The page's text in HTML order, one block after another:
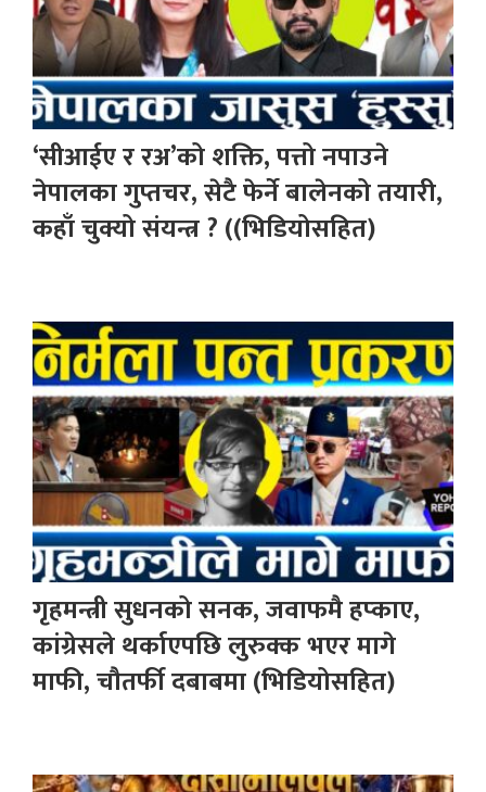
‘सीआईए र रअ’को शक्ति, पत्तो नपाउने
नेपालका गुप्तचर, सेटै फेर्ने बालेनको तयारी,
कहाँ चुक्यो संयन्त्र ? ((भिडियोसहित)
गृहमन्त्री सुधनको सनक, जवाफमै हप्काए,
कांग्रेसले थर्काएपछि लुरुक्क भएर मागे
माफी, चौतर्फी दबाबमा (भिडियोसहित)